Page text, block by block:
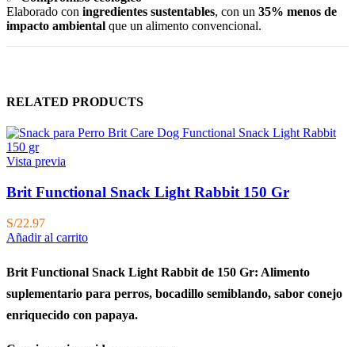
Elaborado con ingredientes sustentables, con un 35% menos de
impacto ambiental que un alimento convencional.
RELATED PRODUCTS
Vista previa
Brit Functional Snack Light Rabbit 150 Gr
S/22.97
Añadir al carrito
Brit Functional Snack Light Rabbit de 150 Gr: Alimento
suplementario para perros, bocadillo semiblando, sabor conejo
enriquecido con papaya.